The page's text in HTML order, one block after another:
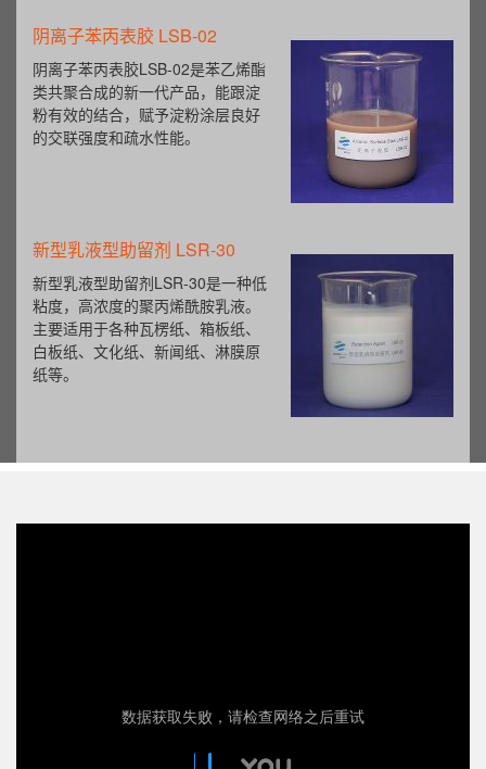
阴离子苯丙表胶 LSB-02
阴离子苯丙表胶LSB-02是苯乙烯酯
类共聚合成的新一代产品，能跟淀
粉有效的结合，赋予淀粉涂层良好
的交联强度和疏水性能。
新型乳液型助留剂 LSR-30
新型乳液型助留剂LSR-30是一种低
粘度，高浓度的聚丙烯酰胺乳液。
主要适用于各种瓦楞纸、箱板纸、
白板纸、文化纸、新闻纸、淋膜原
纸等。